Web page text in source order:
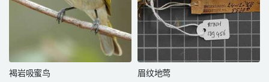
褐岩吸蜜鸟 眉纹地莺